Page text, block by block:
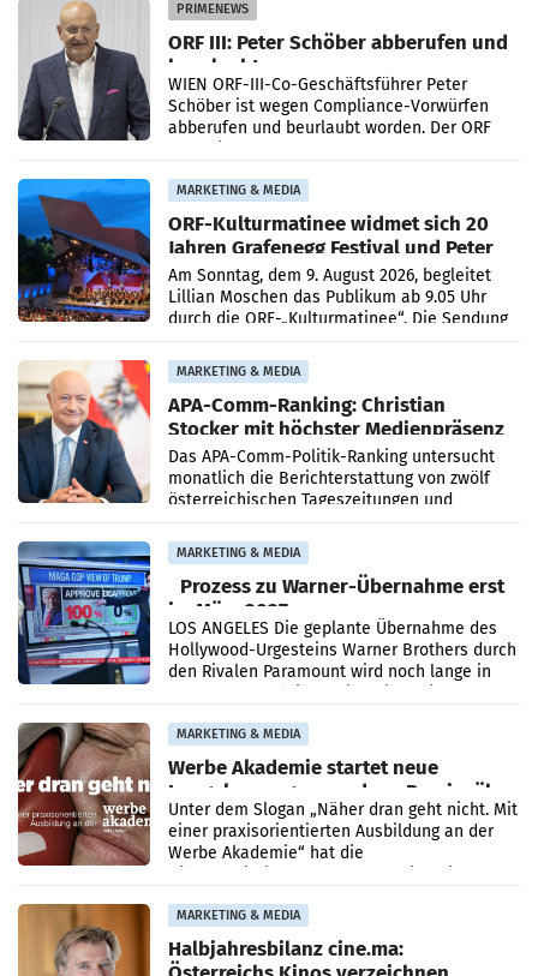
PRIMENEWS
ORF III: Peter Schöber abberufen und
beurlaubt
WIEN ORF-III-Co-Geschäftsführer Peter
Schöber ist wegen Compliance-Vorwürfen
abberufen und beurlaubt worden. Der ORF
MARKETING & MEDIA
ORF-Kulturmatinee widmet sich 20
Jahren Grafenegg Festival und Peter
Simonischek
Am Sonntag, dem 9. August 2026, begleitet
Lillian Moschen das Publikum ab 9.05 Uhr
durch die ORF-„Kulturmatinee“. Die Sendung
startet mit der Dokumentation „20 Jahre
Grafenegg
MARKETING & MEDIA
APA-Comm-Ranking: Christian
Stocker mit höchster Medienpräsenz
im Juli
Das APA-Comm-Politik-Ranking untersucht
monatlich die Berichterstattung von zwölf
österreichischen Tageszeitungen und
analysiert, welche Politikerinnen und
Politiker Österreichs die
MARKETING & MEDIA
Prozess zu Warner-Übernahme erst
im März 2027
LOS ANGELES Die geplante Übernahme des
Hollywood-Urgesteins Warner Brothers durch
den Rivalen Paramount wird noch lange in
MARKETING & MEDIA
Werbe Akademie startet neue
Imagekampagne rund um Praxisnähe
Unter dem Slogan „Näher dran geht nicht. Mit
einer praxisorientierten Ausbildung an der
Werbe Akademie“ hat die
MARKETING & MEDIA
Halbjahresbilanz cine.ma: